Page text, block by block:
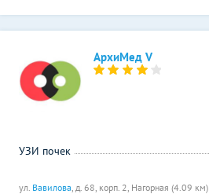
АрхиМед V
ул. Вавилова, д. 68, корп. 2, Нагорная (4.09 км)
УЗИ почек